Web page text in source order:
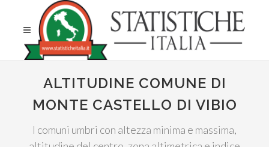
ALTITUDINE COMUNE DI
MONTE CASTELLO DI VIBIO
I comuni umbri con altezza minima e massima,